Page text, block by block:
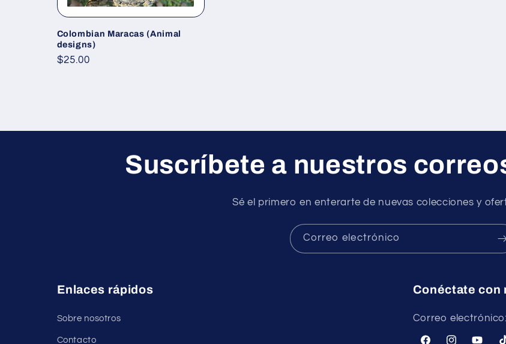
Colombian Maracas (Animal
designs)
Precio
$25.00
Suscríbete a nuestros
Sé el primero en enterarte de nuevas colecciones y
Correo electrónico
Enlaces rápidos
Sobre nosotros
Contacto
Conéctate con
Correo